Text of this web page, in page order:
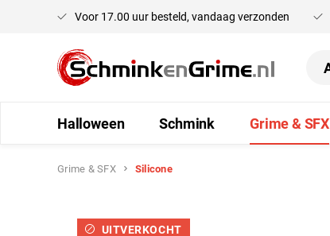
Ga naar de hoofdnavigatie
Voor 17.00 uur besteld, vandaag verzonden
Halloween Schmink Grime & SFX
Grime & SFX Silicone
UITVERKOCHT